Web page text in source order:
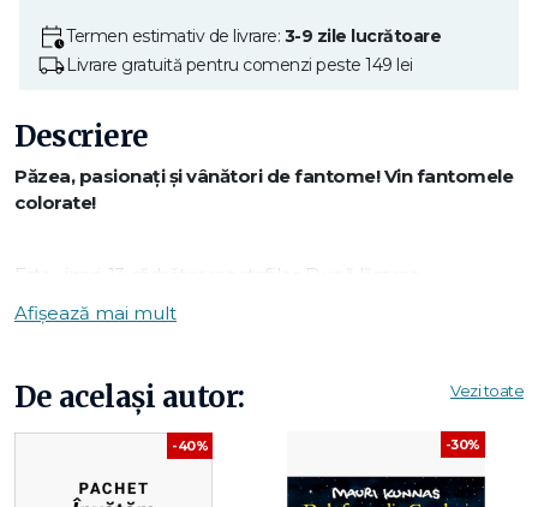
Termen estimativ de livrare: 3-9 zile lucrătoare
Livrare gratuită pentru comenzi peste 149 lei
Descriere
Păzea, pasionați și vânători de fantome! Vin fantomele
colorate!
Este vineri, 13: sărbătoarea stafiilor. După lăsarea
întunericului, familia de fantome de la conacul Pippendorf
se îndreaptă spre orașul Animalești, ca să-l bântuie. Dar
colorate. Fantomele adolescente Spufy și Spufina, purtând
cearșafuri multicolore, transformă o noapte obișnuită de
bântuit într-o experiență cu totul inedită pentru familia lor.
Afișează mai mult
De același autor: Vezi toate
-40% -30%